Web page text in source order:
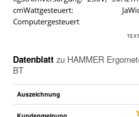
cmWattgesteuert:
Computergesteuert
Datenblatt zu HAMMER
BT
Auszeichnung